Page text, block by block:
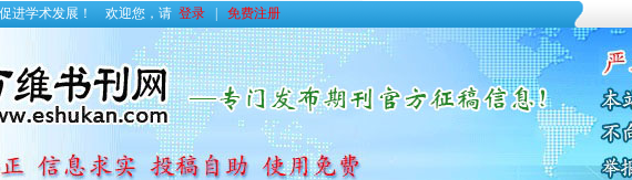
进学术发展！ 欢迎您，请 登录 免费注册